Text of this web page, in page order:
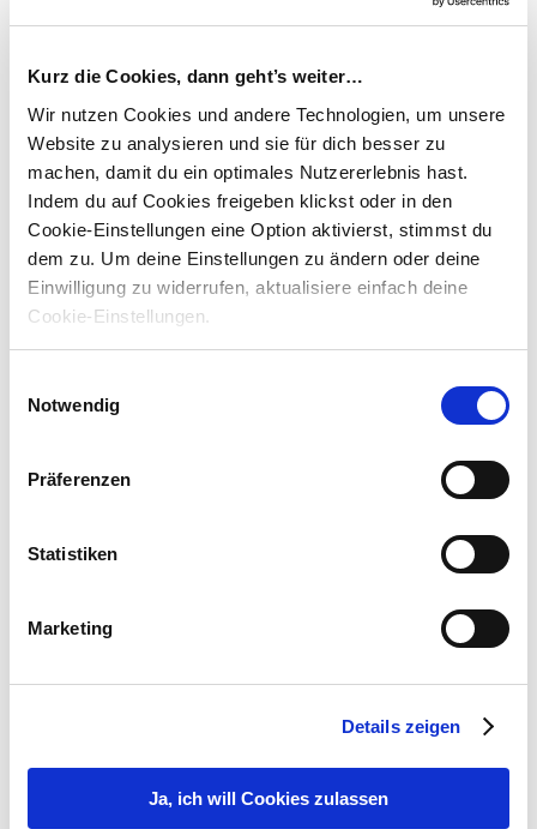
Kurz die Cookies, dann geht’s weiter…
Wir nutzen Cookies und andere Technologien, um unsere
Website zu analysieren und sie für dich besser zu
machen, damit du ein optimales Nutzererlebnis hast.
Indem du auf Cookies freigeben klickst oder in den
Cookie-Einstellungen eine Option aktivierst, stimmst du
dem zu. Um deine Einstellungen zu ändern oder deine
Einwilligung zu widerrufen, aktualisiere einfach deine
Cookie-Einstellungen.
Notwendig
Präferenzen
Statistiken
Marketing
Details zeigen
Ja, ich will Cookies zulassen
Lohnsteuer. Die Abfindung kann nicht zur
Aufstockung eines Wertguthabenkontos
(Zeitwertkonto) genutzt werden, da kein
sozialversicherungspflichtiges
Arbeitsentgelt vorliegt (FG Berlin-
Brandenburg, Urteil v. 16.6.2021 - 4 K
4206/18; Revision anhängig, BFH-Az. IX
R 25/21).
Sachverhalt:
Die Klägerin schloss mit dem Betriebsrat aufgrund von
Arbeitnehmern eine „Freiwilligen-Abfindung“
Arbeitsverhältnisses fällig wurde. Es wurde die Möglichkeit
eingeräumt, die Abfindungsleistung in das für sie geführte
Langzeitkonto einzubringen. Das aufgestockte Wertguthaben sollte
Rentenversicherung Bund (DRV) übertragen werden. Die Klägerin
unterwarf die Abfindungen, soweit sie dem Langzeitkonto zugeführt
Gesamtsozialversicherung ab. Das FA vertrat die Auffassung, dass
die mit den Arbeitnehmern vereinbarten Abfindungen und an die
DRV zur Auszahlung gebrachten Beträge dem Lohnsteuerabzug zu
Dier hiergegen gerichtete Klage hatte in erster Instanz keinen
Freiwilligenprogramms geleisteten Abfindungen stellen